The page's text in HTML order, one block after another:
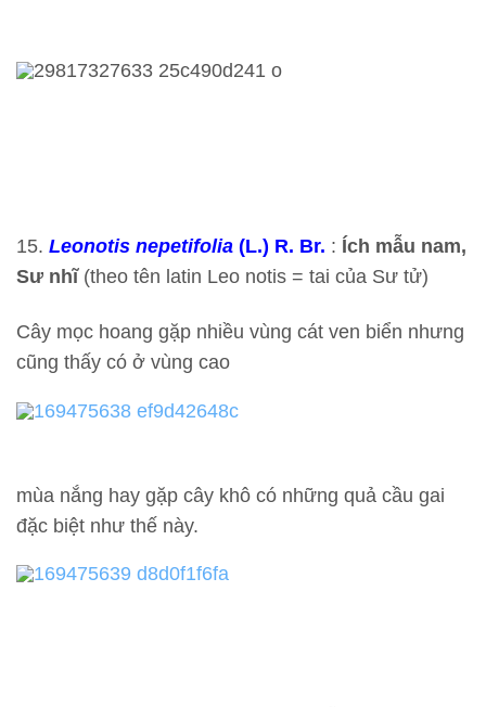
15. Leonotis nepetifolia (L.) R. Br. : Ích mẫu nam,
Sư nhĩ (theo tên latin Leo notis = tai của Sư tử)
Cây mọc hoang gặp nhiều vùng cát ven biển nhưng
cũng thấy có ở vùng cao
mùa nắng hay gặp cây khô có những quả cầu gai
đặc biệt như thế này.